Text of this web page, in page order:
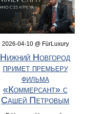
2026-04-10 @ FürLuxury
Нижний Новгород
примет премьеру
фильма
«Коммерсант» с
Сашей Петровым